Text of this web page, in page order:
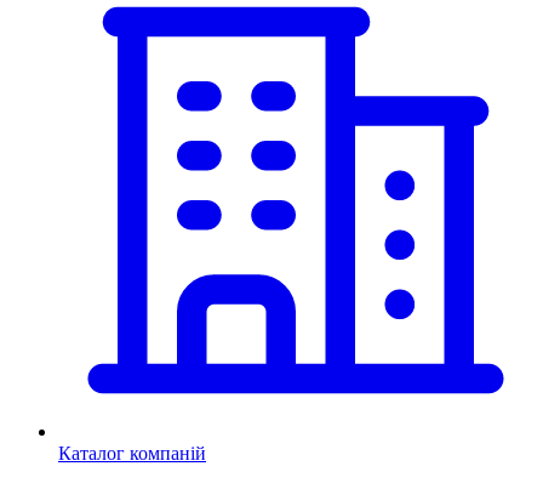
Каталог компаній